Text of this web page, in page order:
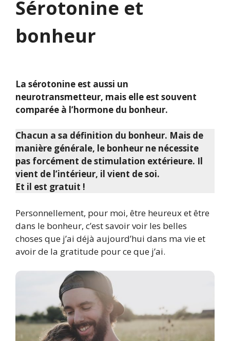
Sérotonine et
bonheur
La sérotonine est aussi un
neurotransmetteur, mais elle est souvent
comparée à l’hormone du bonheur.
Chacun a sa définition du bonheur. Mais de
manière générale, le bonheur ne nécessite
pas forcément de stimulation extérieure. Il
vient de l’intérieur, il vient de soi.
Et il est gratuit !
Personnellement, pour moi, être heureux et être
dans le bonheur, c’est savoir voir les belles
choses que j’ai déjà aujourd’hui dans ma vie et
avoir de la gratitude pour ce que j’ai.